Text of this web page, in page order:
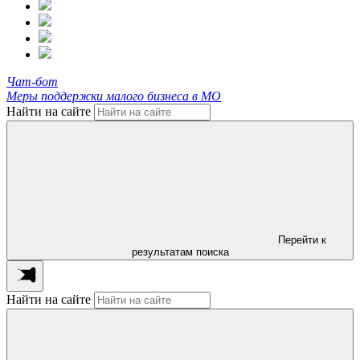
Чат-бот
Меры поддержки малого бизнеса в МО
Найти на сайте
Перейти к
результатам поиска
Найти на сайте